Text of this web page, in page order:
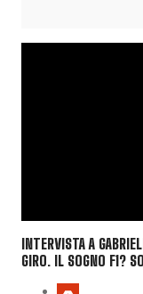
INTERVISTA A
GIRO. IL SOGNO F1?